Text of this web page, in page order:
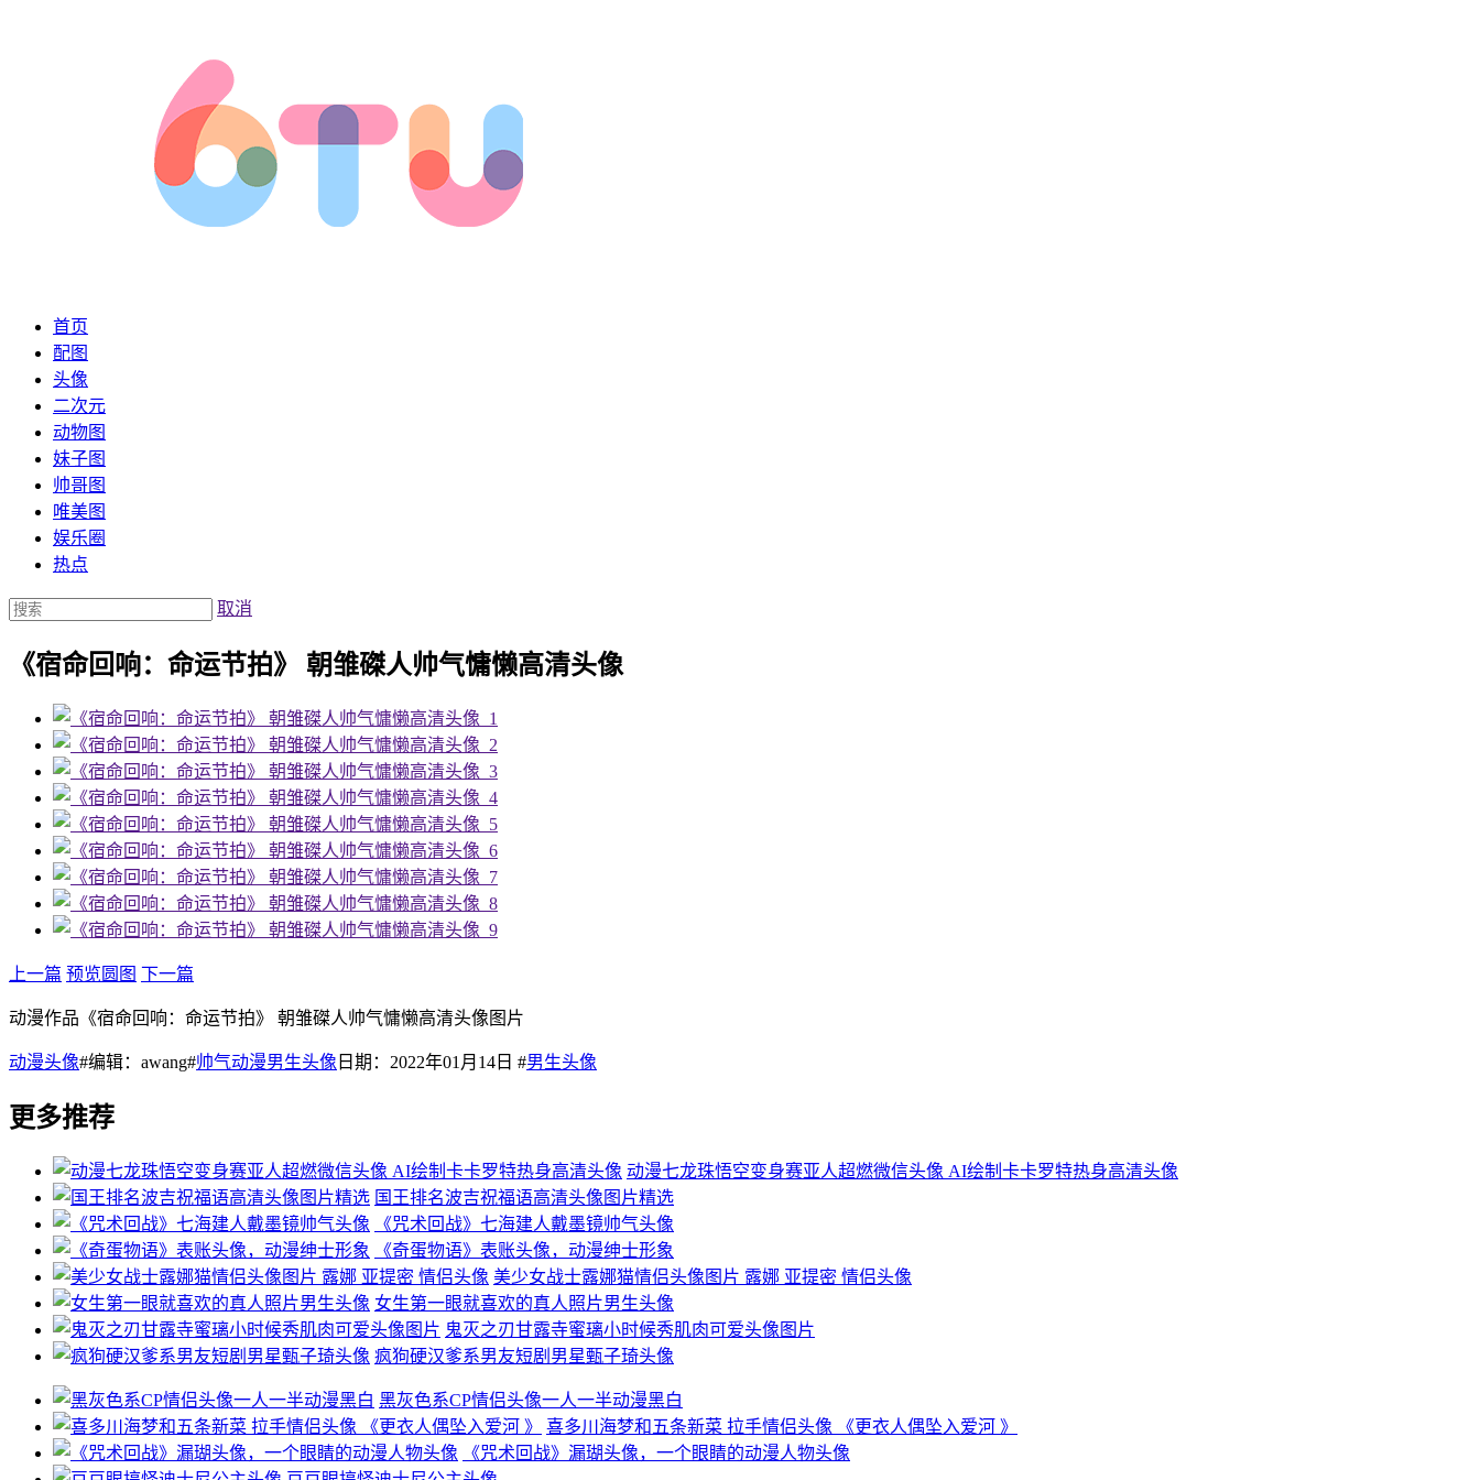
首页
配图
头像
二次元
动物图
妹子图
帅哥图
唯美图
娱乐圈
热点
取消
《宿命回响：命运节拍》 朝雏磔人帅气慵懒高清头像
上一篇 预览圆图 下一篇
动漫作品《宿命回响：命运节拍》 朝雏磔人帅气慵懒高清头像图片
动漫头像#编辑：awang#帅气动漫男生头像 日期：2022年01月14日 #男生头像
更多推荐
动漫七龙珠悟空变身赛亚人超燃微信头像 AI绘制卡卡罗特热身高清头像
国王排名波吉祝福语高清头像图片精选
《咒术回战》七海建人戴墨镜帅气头像
《奇蛋物语》表账头像，动漫绅士形象
美少女战士露娜猫情侣头像图片 露娜 亚提密 情侣头像
女生第一眼就喜欢的真人照片男生头像
鬼灭之刃甘露寺蜜璃小时候秀肌肉可爱头像图片
疯狗硬汉爹系男友短剧男星甄子琦头像
黑灰色系CP情侣头像一人一半动漫黑白
喜多川海梦和五条新菜 拉手情侣头像 《更衣人偶坠入爱河 》
《咒术回战》漏瑚头像，一个眼睛的动漫人物头像